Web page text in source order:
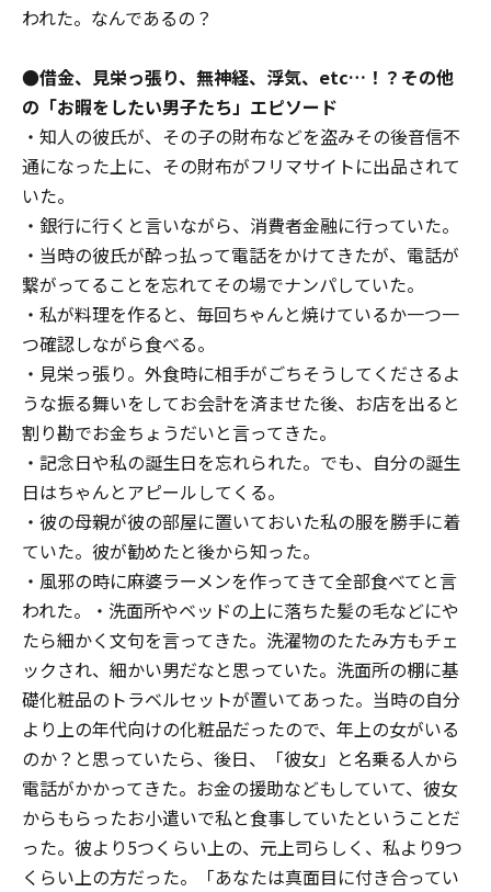
われた。なんであるの？
●借金、見栄っ張り、無神経、浮気、etc…！？その他
の「お暇をしたい男子たち」エピソード
・知人の彼氏が、その子の財布などを盗みその後音信不
通になった上に、その財布がフリマサイトに出品されて
いた。
・銀行に行くと言いながら、消費者金融に行っていた。
・当時の彼氏が酔っ払って電話をかけてきたが、電話が
繋がってることを忘れてその場でナンパしていた。
・私が料理を作ると、毎回ちゃんと焼けているか一つ一
つ確認しながら食べる。
・見栄っ張り。外食時に相手がごちそうしてくださるよ
うな振る舞いをしてお会計を済ませた後、お店を出ると
割り勘でお金ちょうだいと言ってきた。
・記念日や私の誕生日を忘れられた。でも、自分の誕生
日はちゃんとアピールしてくる。
・彼の母親が彼の部屋に置いておいた私の服を勝手に着
ていた。彼が勧めたと後から知った。
・風邪の時に麻婆ラーメンを作ってきて全部食べてと言
われた。・洗面所やベッドの上に落ちた髪の毛などにや
たら細かく文句を言ってきた。洗濯物のたたみ方もチェ
ックされ、細かい男だなと思っていた。洗面所の棚に基
礎化粧品のトラベルセットが置いてあった。当時の自分
より上の年代向けの化粧品だったので、年上の女がいる
のか？と思っていたら、後日、「彼女」と名乗る人から
電話がかかってきた。お金の援助などもしていて、彼女
からもらったお小遣いで私と食事していたということだ
った。彼より5つくらい上の、元上司らしく、私より9つ
くらい上の方だった。「あなたは真面目に付き合ってい